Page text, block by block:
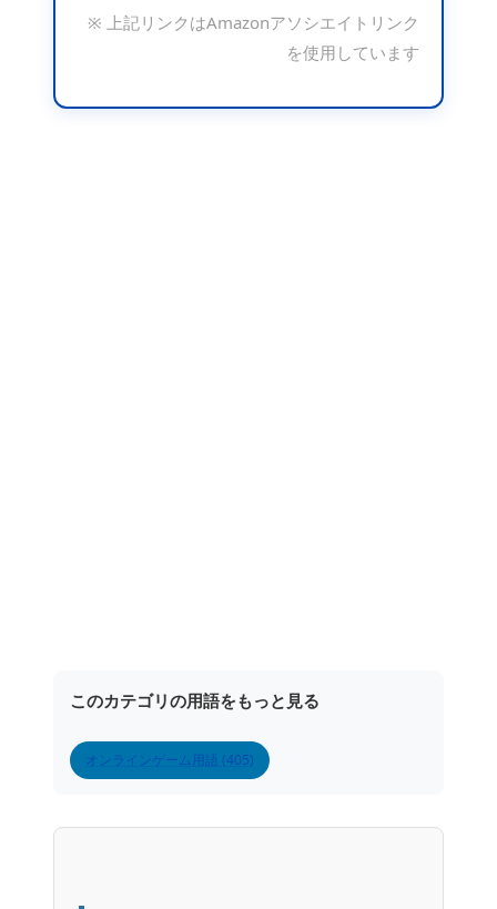
※ 上記リンクはAmazonアソシエイトリンク
を使用しています
このカテゴリの用語をもっと見る
オンラインゲーム用語 (405)